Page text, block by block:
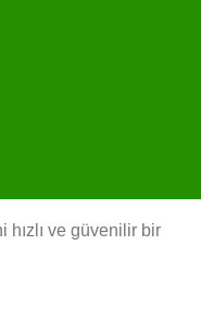
ve güvenilir bir